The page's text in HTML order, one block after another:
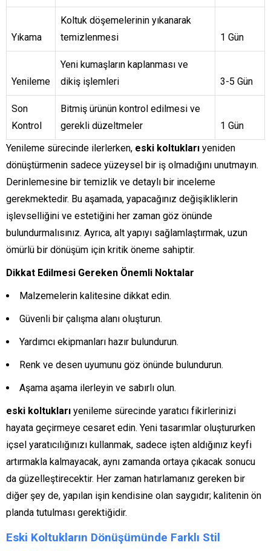
Yıkama
Koltuk döşemelerinin yıkanarak
temizlenmesi
1 Gün
Yenileme
Yeni kumaşların kaplanması ve
dikiş işlemleri
3-5 Gün
Son
Kontrol
Bitmiş ürünün kontrol edilmesi ve
gerekli düzeltmeler
1 Gün
Yenileme sürecinde ilerlerken, eski koltukları yeniden
dönüştürmenin sadece yüzeysel bir iş olmadığını unutmayın.
Derinlemesine bir temizlik ve detaylı bir inceleme
gerekmektedir. Bu aşamada, yapacağınız değişikliklerin
işlevselliğini ve estetiğini her zaman göz önünde
bulundurmalısınız. Ayrıca, alt yapıyı sağlamlaştırmak, uzun
ömürlü bir dönüşüm için kritik öneme sahiptir.
Dikkat Edilmesi Gereken Önemli Noktalar
Malzemelerin kalitesine dikkat edin.
Güvenli bir çalışma alanı oluşturun.
Yardımcı ekipmanları hazır bulundurun.
Renk ve desen uyumunu göz önünde bulundurun.
Aşama aşama ilerleyin ve sabırlı olun.
eski koltukları yenileme sürecinde yaratıcı fikirlerinizi
hayata geçirmeye cesaret edin. Yeni tasarımlar oluştururken
içsel yaratıcılığınızı kullanmak, sadece işten aldığınız keyfi
artırmakla kalmayacak, aynı zamanda ortaya çıkacak sonucu
da güzelleştirecektir. Her zaman hatırlamanız gereken bir
diğer şey de, yapılan işin kendisine olan saygıdır; kalitenin ön
planda tutulması gerektiğidir.
Eski Koltukların Dönüşümünde Farklı Stil